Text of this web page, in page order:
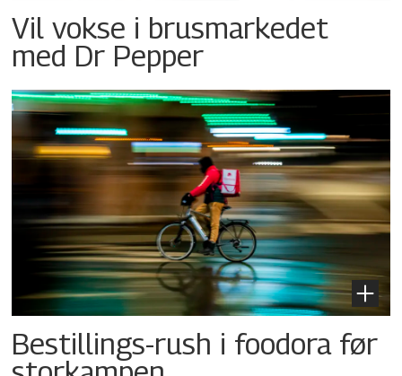
Vil vokse i brusmarkedet
med Dr Pepper
Bestillings-rush i foodora før